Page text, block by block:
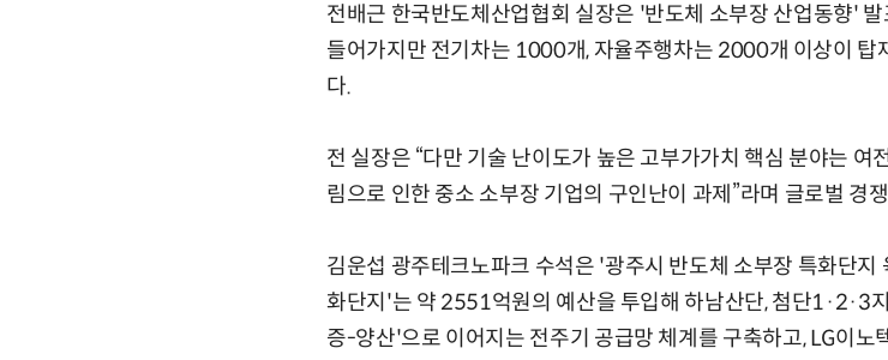
전배근 한국반도체산업협회 실장은 '반도체 소부장 산업동향'
들어가지만 전기차는 1000개, 자율주행차는 2000개 이상이 탑
다.
전 실장은 “다만 기술 난이도가 높은 고부가가치 핵심 분야는 여
림으로 인한 중소 소부장 기업의 구인난이 과제”라며 글로벌 경
김운섭 광주테크노파크 수석은 '광주시 반도체 소부장 특화단
화단지'는 약 2551억원의 예산을 투입해 하남산단, 첨단1·2·3
증-양산'으로 이어지는 전주기 공급망 체계를 구축하고, LG이노